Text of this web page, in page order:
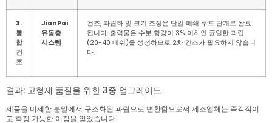
3.
통
합
건
조
JianPai
유동층
시스템
건조, 과립화 및 크기 조정은 단일 폐쇄 루프 단계로 완료
됩니다. 출력물은 수분 함량이 3% 이하인 균일한 과립
(20-40 메쉬)을 생성하므로 2차 건조가 필요하지 않습니
다.
결과: 고형제 품질을 위한 3중 업그레이드
제품을 미세한 분말에서 구조화된 과립으로 변환함으로써 제조업체는 즉각적이
고 측정 가능한 이점을 얻었습니다.